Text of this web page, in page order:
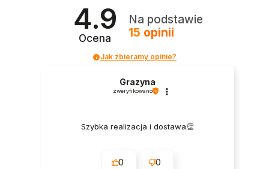
4.9
Ocena
Na podstawie
15 opinii
Jak zbieramy opinie?
Grazyna
zweryfikowano
Szybka realizacja i dostawa👏
0 0